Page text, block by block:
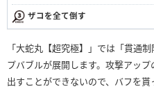
ザコを全て倒す
「大蛇丸【超究極】」では「貫通
プバブルが展開します。攻撃アッ
出すことができないので、バフを貰